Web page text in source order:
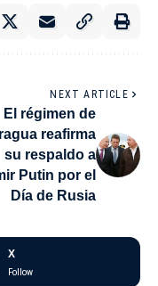
NEXT ARTICLE
El régimen de
reafirma
su respaldo a
Putin por el
Día de Rusia
X
Follow